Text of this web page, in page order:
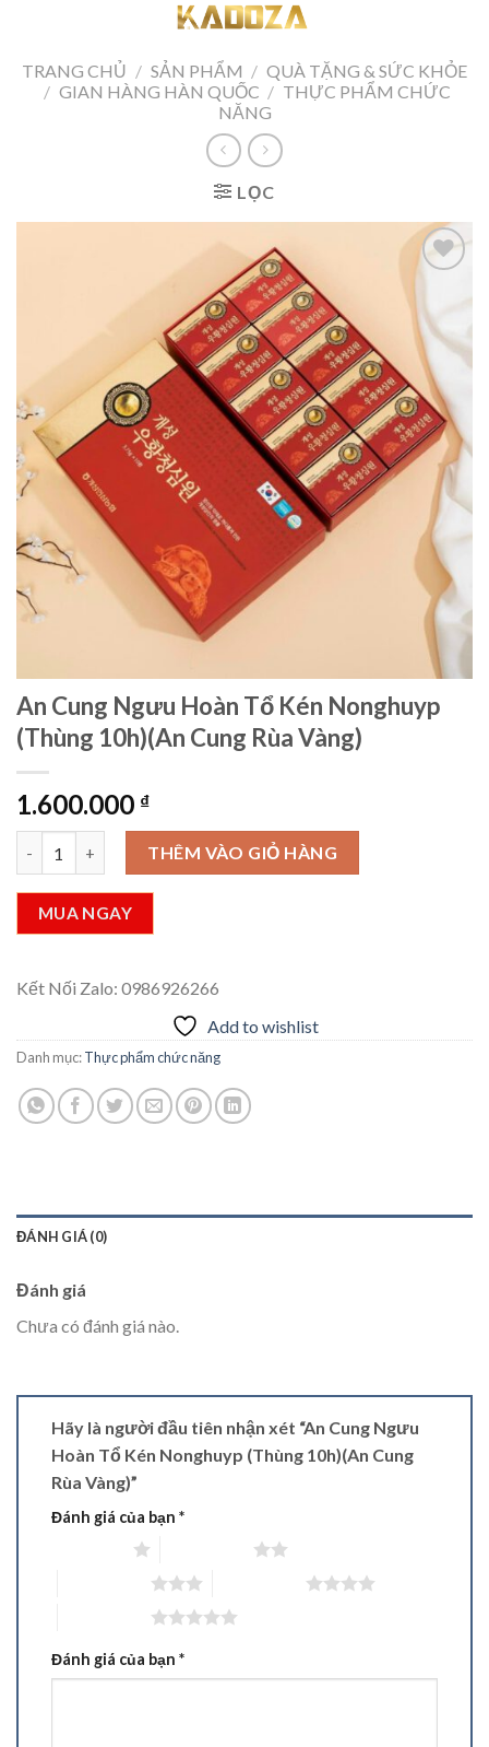
content
TRANG CHỦ / SẢN PHẨM / QUÀ TẶNG & SỨC KHỎE
/ GIAN HÀNG HÀN QUỐC / THỰC PHẨM CHỨC
NĂNG
LỌC
Add to
wishlist
An Cung Ngưu Hoàn Tổ Kén Nonghuyp
(Thùng 10h)(An Cung Rùa Vàng)
1.600.000 ₫
An Cung Ngưu Hoàn Tổ Kén Nonghuyp (Thùng 10h)(An Cung
THÊM VÀO GIỎ HÀNG
MUA NGAY
Kết Nối Zalo: 0986926266
Add to wishlist
Danh mục:Thực phẩm chức năng
ĐÁNH GIÁ (0)
Đánh giá
Chưa có đánh giá nào.
Hãy là người đầu tiên nhận xét “An Cung Ngưu
Hoàn Tổ Kén Nonghuyp (Thùng 10h)(An Cung
Rùa Vàng)”
Đánh giá của bạn *
Đánh giá của bạn *